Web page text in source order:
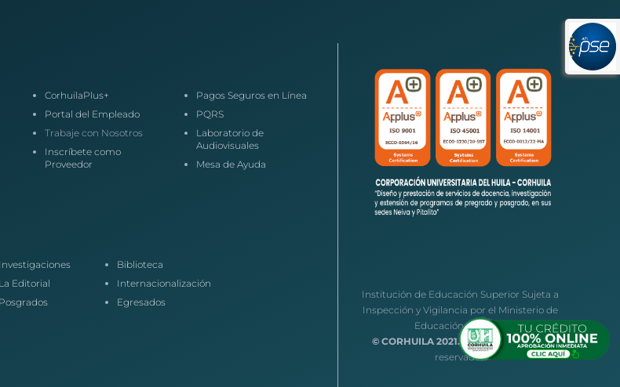
CorhuilaPlus+
Portal del Empleado
Trabaje con Nosotros
Inscríbete como
Proveedor
Pagos Seguros en Línea
PQRS
Laboratorio de
Audiovisuales
Mesa de Ayuda
Investigaciones
La Editorial
Posgrados
Biblioteca
Internacionalización
Egresados
Institución de Educación Superior Sujeta a
Inspección y Vigilancia por el Ministerio de
Educación Nacional
© CORHUILA 2021. Todos los derechos
reservados.